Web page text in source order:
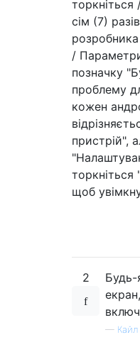
торкніться
сім (7)
/
позначку
проблему
кожен
пристрій",
торкніться
щоб
2
Будь-
—